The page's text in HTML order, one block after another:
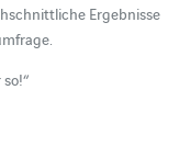
Ergebnisse